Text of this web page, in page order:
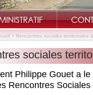
> Rencontres sociales territoriales
sociales
Philippe Gouet a le
Rencontres Sociales